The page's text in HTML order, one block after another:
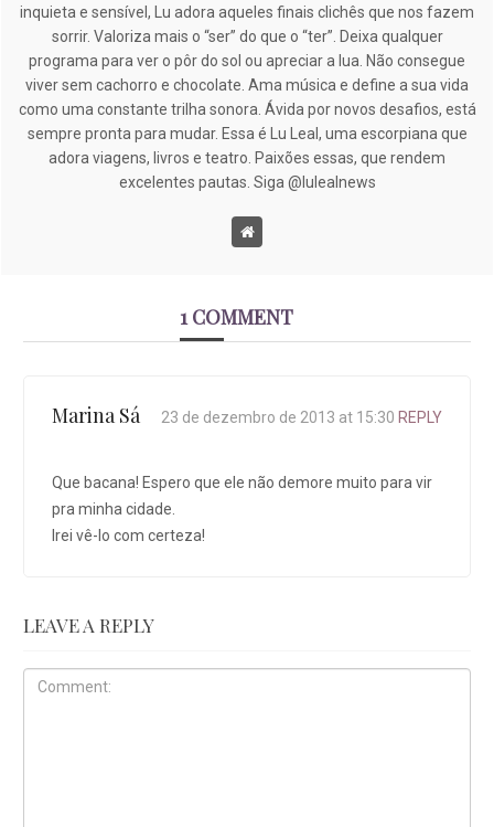
inquieta e sensível, Lu adora aqueles finais clichês que nos fazem
sorrir. Valoriza mais o “ser” do que o “ter”. Deixa qualquer
programa para ver o pôr do sol ou apreciar a lua. Não consegue
viver sem cachorro e chocolate. Ama música e define a sua vida
como uma constante trilha sonora. Ávida por novos desafios, está
sempre pronta para mudar. Essa é Lu Leal, uma escorpiana que
adora viagens, livros e teatro. Paixões essas, que rendem
excelentes pautas. Siga @lulealnews
1 COMMENT
Marina Sá 23 de dezembro de 2013 at 15:30 REPLY
Que bacana! Espero que ele não demore muito para vir
pra minha cidade.
Irei vê-lo com certeza!
LEAVE A REPLY